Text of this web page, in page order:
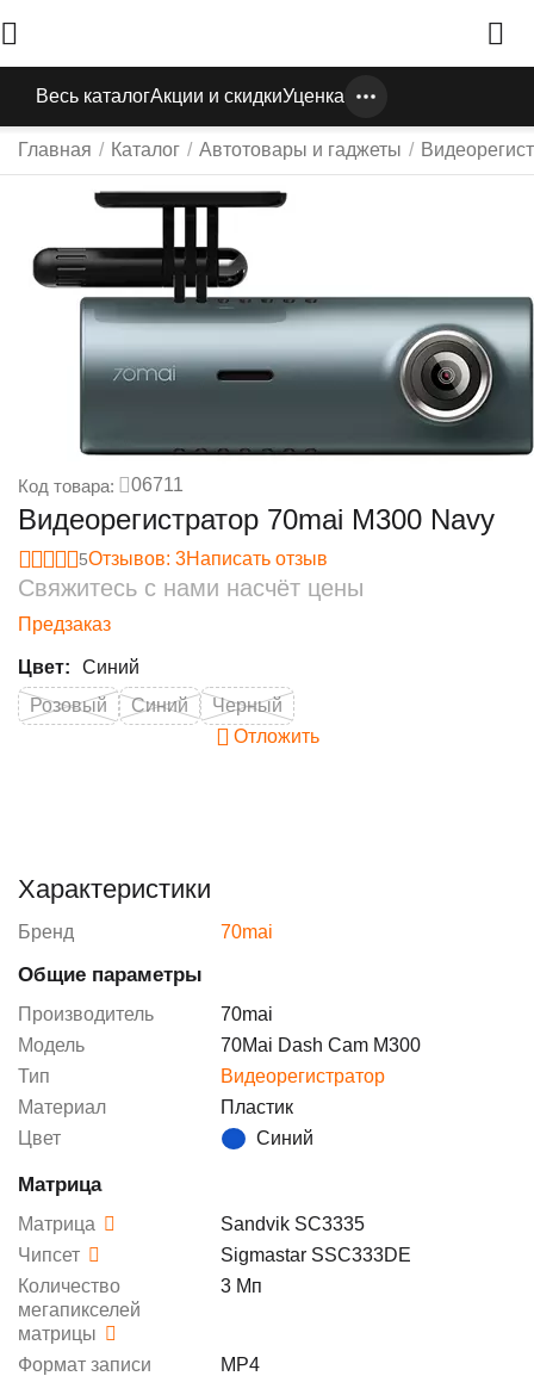
Весь каталогАкции и скидкиУценка
Главная / Каталог / Автотовары и гаджеты /
Код товара: 06711
Видеорегистратор 70mai M300 Navy
5Отзывов: 3Написать отзыв
Свяжитесь с нами насчёт цены
Предзаказ
Цвет:
Синий
Розовый
Синий
Черный
Отложить
Характеристики
Бренд 70mai
Общие параметры
Производитель
70mai
Модель
70Mai Dash Cam M300
Тип
Видеорегистратор
Материал
Пластик
Цвет
Синий
Матрица
Матрица
Sandvik SC3335
Чипсет
Sigmastar SSC333DE
Количество
мегапикселей
матрицы
3 Мп
Формат записи MP4